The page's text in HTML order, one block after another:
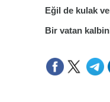
Eğil de kulak
Bir vatan